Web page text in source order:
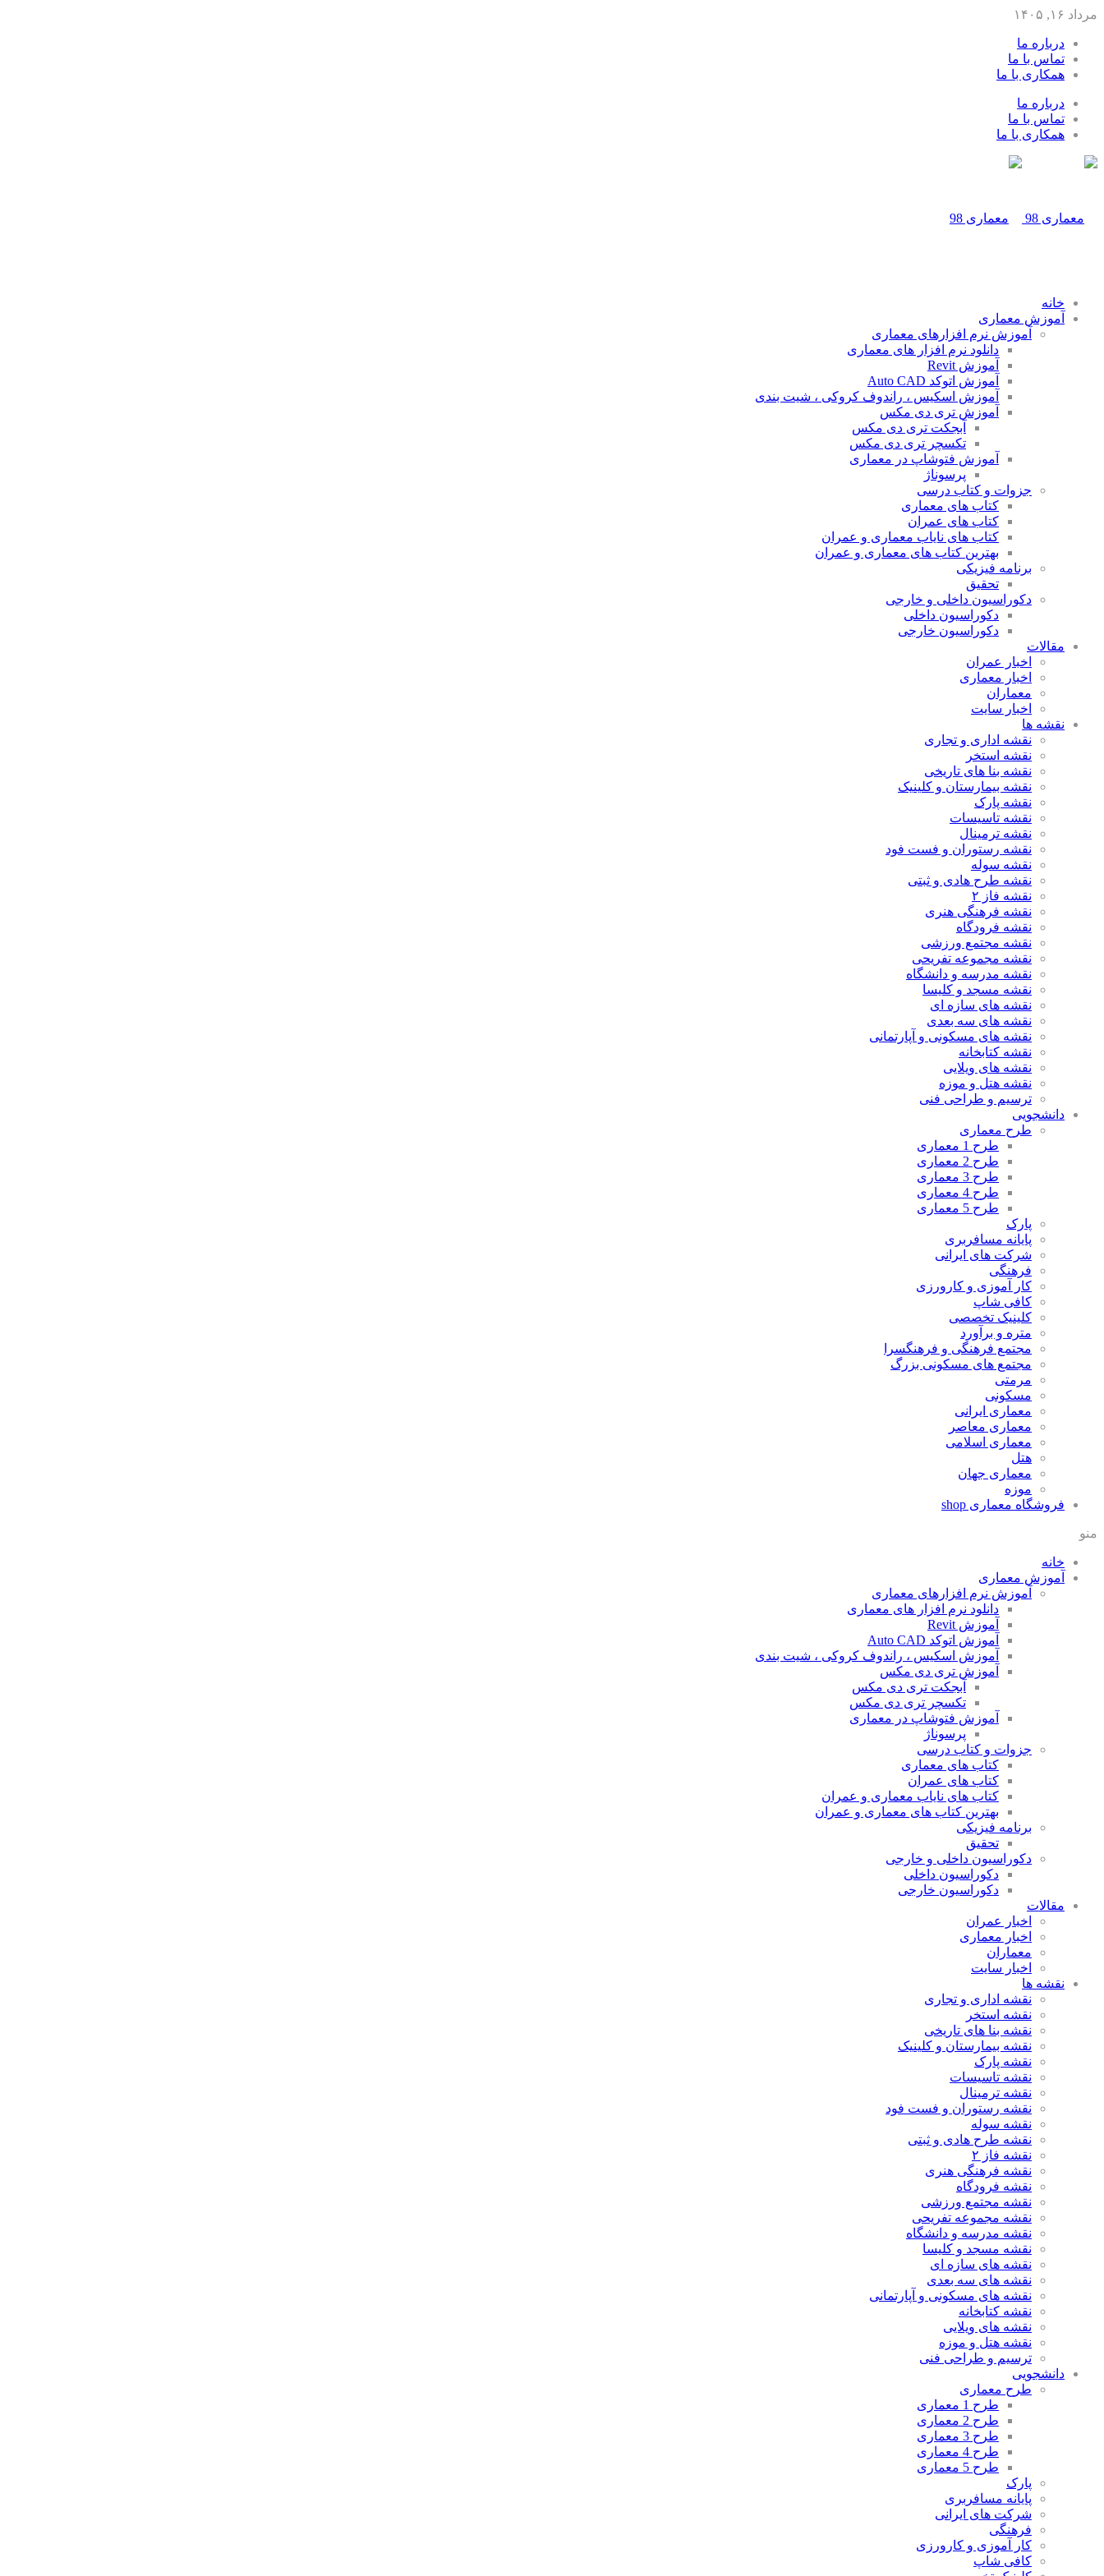
مرداد ۱۶, ۱۴۰۵
درباره ما
تماس با ما
همکاری با ما
درباره ما
تماس با ما
همکاری با ما
خانه
آموزش معماری
آموزش نرم افزارهای معماری
دانلود نرم افزار های معماری
آموزش Revit
آموزش اتوکد Auto CAD
آموزش اسکیس ، راندوف کروکی ، شیت بندی
آموزش تری دی مکس
آبجکت تری دی مکس
تکسچر تری دی مکس
آموزش فتوشاپ در معماری
پرسوناژ
جزوات و کتاب درسی
کتاب های معماری
کتاب های عمران
کتاب های نایاب معماری و عمران
بهترین کتاب های معماری و عمران
برنامه فیزیکی
تحقیق
دکوراسیون داخلی و خارجی
دکوراسیون داخلی
دکوراسیون خارجی
مقالات
اخبار عمران
اخبار معماری
معماران
اخبار سایت
نقشه ها
نقشه اداری و تجاری
نقشه استخر
نقشه بنا های تاریخی
نقشه بیمارستان و کلینیک
نقشه پارک
نقشه تاسیسات
نقشه ترمینال
نقشه رستوران و فست فود
نقشه سوله
نقشه طرح هادی و ثبتی
نقشه فاز ۲
نقشه فرهنگی هنری
نقشه فرودگاه
نقشه مجتمع ورزشی
نقشه مجموعه تفریحی
نقشه مدرسه و دانشگاه
نقشه مسجد و کلیسا
نقشه های سازه ای
نقشه های سه بعدی
نقشه های مسکونی و آپارتمانی
نقشه کتابخانه
نقشه های ویلایی
نقشه هتل و موزه
ترسیم و طراحی فنی
دانشجویی
طرح معماری
طرح 1 معماری
طرح 2 معماری
طرح 3 معماری
طرح 4 معماری
طرح 5 معماری
پارک
پایانه مسافربری
شرکت های ایرانی
فرهنگی
کار آموزی و کارورزی
کافی شاپ
کلینیک تخصصی
متره و برآورد
مجتمع فرهنگی و فرهنگسرا
مجتمع های مسکونی بزرگ
مرمتی
مسکونی
معماری ایرانی
معماری معاصر
معماری اسلامی
هتل
معماری جهان
موزه
فروشگاه معماری shop
منو
خانه
آموزش معماری
آموزش نرم افزارهای معماری
دانلود نرم افزار های معماری
آموزش Revit
آموزش اتوکد Auto CAD
آموزش اسکیس ، راندوف کروکی ، شیت بندی
آموزش تری دی مکس
آبجکت تری دی مکس
تکسچر تری دی مکس
آموزش فتوشاپ در معماری
پرسوناژ
جزوات و کتاب درسی
کتاب های معماری
کتاب های عمران
کتاب های نایاب معماری و عمران
بهترین کتاب های معماری و عمران
برنامه فیزیکی
تحقیق
دکوراسیون داخلی و خارجی
دکوراسیون داخلی
دکوراسیون خارجی
مقالات
اخبار عمران
اخبار معماری
معماران
اخبار سایت
نقشه ها
نقشه اداری و تجاری
نقشه استخر
نقشه بنا های تاریخی
نقشه بیمارستان و کلینیک
نقشه پارک
نقشه تاسیسات
نقشه ترمینال
نقشه رستوران و فست فود
نقشه سوله
نقشه طرح هادی و ثبتی
نقشه فاز ۲
نقشه فرهنگی هنری
نقشه فرودگاه
نقشه مجتمع ورزشی
نقشه مجموعه تفریحی
نقشه مدرسه و دانشگاه
نقشه مسجد و کلیسا
نقشه های سازه ای
نقشه های سه بعدی
نقشه های مسکونی و آپارتمانی
نقشه کتابخانه
نقشه های ویلایی
نقشه هتل و موزه
ترسیم و طراحی فنی
دانشجویی
طرح معماری
طرح 1 معماری
طرح 2 معماری
طرح 3 معماری
طرح 4 معماری
طرح 5 معماری
پارک
پایانه مسافربری
شرکت های ایرانی
فرهنگی
کار آموزی و کارورزی
کافی شاپ